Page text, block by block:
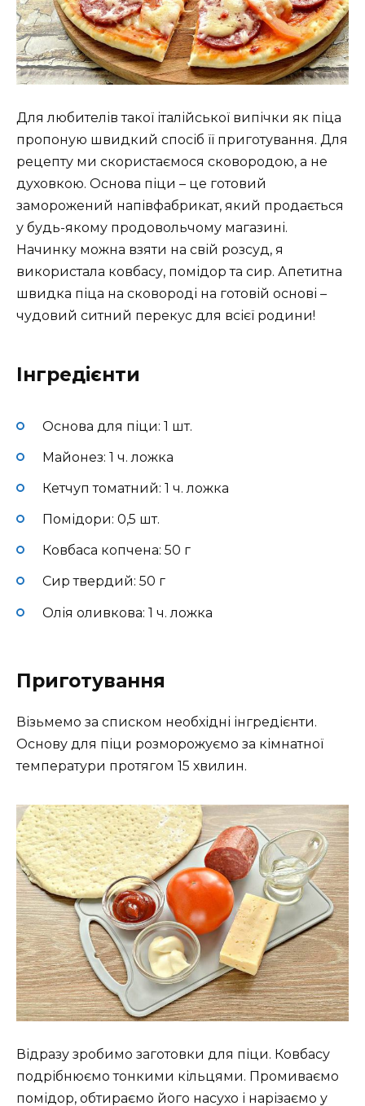
Для любителів такої італійської випічки як піца
пропоную швидкий спосіб її приготування. Для
рецепту ми скористаємося сковородою, а не
духовкою. Основа піци – це готовий
заморожений напівфабрикат, який продається
у будь-якому продовольчому магазині.
Начинку можна взяти на свій розсуд, я
використала ковбасу, помідор та сир. Апетитна
швидка піца на сковороді на готовій основі –
чудовий ситний перекус для всієї родини!
Інгредієнти
Основа для піци: 1 шт.
Майонез: 1 ч. ложка
Кетчуп томатний: 1 ч. ложка
Помідори: 0,5 шт.
Ковбаса копчена: 50 г
Сир твердий: 50 г
Олія оливкова: 1 ч. ложка
Приготування
Візьмемо за списком необхідні інгредієнти.
Основу для піци розморожуємо за кімнатної
температури протягом 15 хвилин.
Відразу зробимо заготовки для піци. Ковбасу
подрібнюємо тонкими кільцями. Промиваємо
помідор, обтираємо його насухо і нарізаємо у